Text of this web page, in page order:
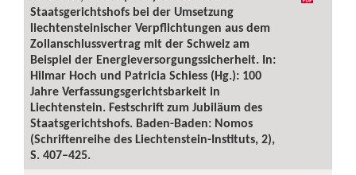
Staatsgerichtshofs bei der Umsetzung
liechtensteinischer Verpflichtungen aus dem
Zollanschlussvertrag mit der Schweiz am
Beispiel der Energieversorgungssicherheit. In:
Hilmar Hoch und Patricia Schiess (Hg.): 100
Jahre Verfassungsgerichtsbarkeit in
Liechtenstein. Festschrift zum Jubiläum des
Staatsgerichtshofs. Baden-Baden: Nomos
(Schriftenreihe des Liechtenstein-Instituts, 2),
S. 407–425.